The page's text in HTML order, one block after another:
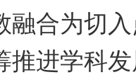
融合为切
推进学科